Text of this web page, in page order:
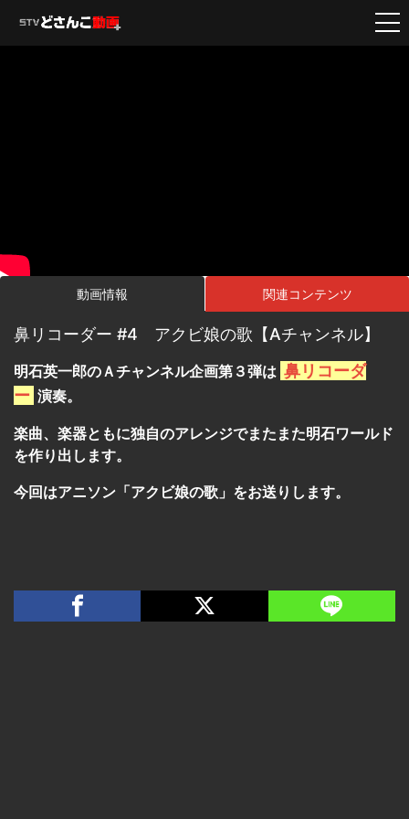
動画情報 関連コンテンツ
鼻リコーダー #4 アクビ娘の歌【Aチャンネル】
明石英一郎のＡチャンネル企画第３弾は 鼻リコーダ
ー 演奏。
楽曲、楽器ともに独自のアレンジでまたまた明石ワールド
を作り出します。
今回はアニソン「アクビ娘の歌」をお送りします。